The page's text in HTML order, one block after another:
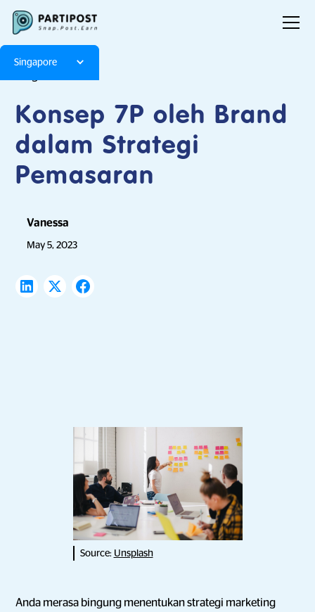
Singapore
Konsep 7P oleh Brand
dalam Strategi
Pemasaran
Vanessa
May 5, 2023
Source: Unsplash
Anda merasa bingung menentukan strategi marketing